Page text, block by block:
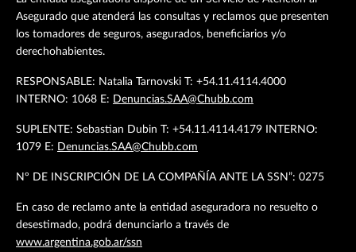
Asegurado que atenderá las consultas y reclamos que presenten
los tomadores de seguros, asegurados, beneficiarios y/o
derechohabientes.
RESPONSABLE: Natalia Tarnovski T: +54.11.4114.4000
INTERNO: 1068 E: Denuncias.SAA@Chubb.com
SUPLENTE: Sebastian Dubin T: +54.11.4114.4179 INTERNO:
1079 E: Denuncias.SAA@Chubb.com
Nº DE INSCRIPCIÓN DE LA COMPAÑÍA ANTE LA SSN”: 0275
En caso de reclamo ante la entidad aseguradora no resuelto o
desestimado, podrá denunciarlo a través de
www.argentina.gob.ar/ssn